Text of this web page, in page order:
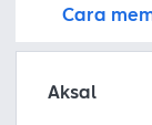
Cara
Aksal